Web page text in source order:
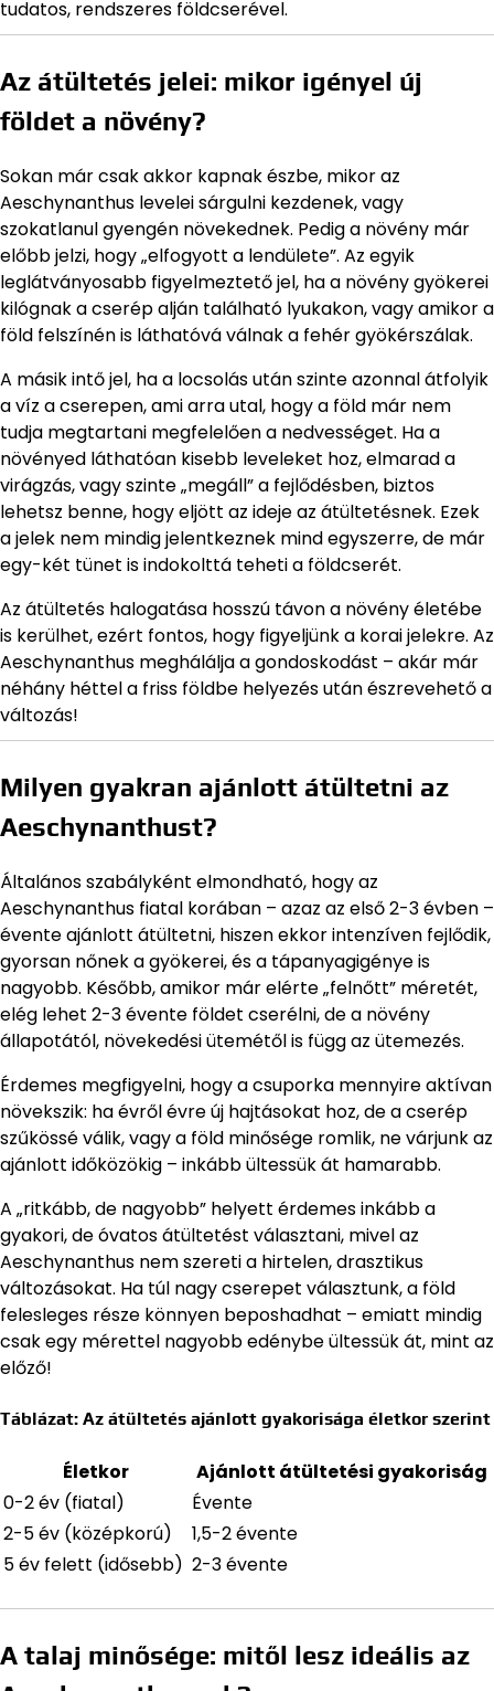
tudatos, rendszeres földcserével.
Az átültetés jelei: mikor igényel új
földet a növény?
Sokan már csak akkor kapnak észbe, mikor az
Aeschynanthus levelei sárgulni kezdenek, vagy
szokatlanul gyengén növekednek. Pedig a növény már
előbb jelzi, hogy „elfogyott a lendülete”. Az egyik
leglátványosabb figyelmeztető jel, ha a növény gyökerei
kilógnak a cserép alján található lyukakon, vagy amikor a
föld felszínén is láthatóvá válnak a fehér gyökérszálak.
A másik intő jel, ha a locsolás után szinte azonnal átfolyik
a víz a cserepen, ami arra utal, hogy a föld már nem
tudja megtartani megfelelően a nedvességet. Ha a
növényed láthatóan kisebb leveleket hoz, elmarad a
virágzás, vagy szinte „megáll” a fejlődésben, biztos
lehetsz benne, hogy eljött az ideje az átültetésnek. Ezek
a jelek nem mindig jelentkeznek mind egyszerre, de már
egy-két tünet is indokolttá teheti a földcserét.
Az átültetés halogatása hosszú távon a növény életébe
is kerülhet, ezért fontos, hogy figyeljünk a korai jelekre. Az
Aeschynanthus meghálálja a gondoskodást – akár már
néhány héttel a friss földbe helyezés után észrevehető a
változás!
Milyen gyakran ajánlott átültetni az
Aeschynanthust?
Általános szabályként elmondható, hogy az
Aeschynanthus fiatal korában – azaz az első 2-3 évben –
évente ajánlott átültetni, hiszen ekkor intenzíven fejlődik,
gyorsan nőnek a gyökerei, és a tápanyagigénye is
nagyobb. Később, amikor már elérte „felnőtt” méretét,
elég lehet 2-3 évente földet cserélni, de a növény
állapotától, növekedési ütemétől is függ az ütemezés.
Érdemes megfigyelni, hogy a csuporka mennyire aktívan
növekszik: ha évről évre új hajtásokat hoz, de a cserép
szűkössé válik, vagy a föld minősége romlik, ne várjunk az
ajánlott időközökig – inkább ültessük át hamarabb.
A „ritkább, de nagyobb” helyett érdemes inkább a
gyakori, de óvatos átültetést választani, mivel az
Aeschynanthus nem szereti a hirtelen, drasztikus
változásokat. Ha túl nagy cserepet választunk, a föld
felesleges része könnyen beposhadhat – emiatt mindig
csak egy mérettel nagyobb edénybe ültessük át, mint az
előző!
Táblázat: Az átültetés ajánlott gyakorisága életkor szerint
Életkor
Ajánlott átültetési gyakoriság
0-2 év (fiatal)
Évente
2-5 év (középkorú)
1,5-2 évente
5 év felett (idősebb) 2-3 évente
A talaj minősége: mitől lesz ideális az